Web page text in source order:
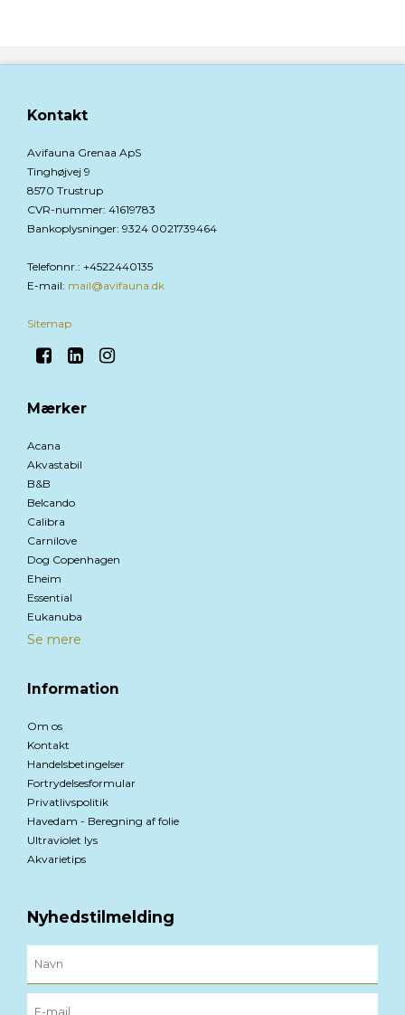
Kontakt
Avifauna Grenaa ApS
Tinghøjvej 9
8570 Trustrup
CVR-nummer: 41619783
Bankoplysninger: 9324 0021739464
Telefonnr.: +4522440135
E-mail: mail@avifauna.dk
Sitemap
Mærker
Acana
Akvastabil
B&B
Belcando
Calibra
Carnilove
Dog Copenhagen
Eheim
Essential
Eukanuba
Se mere
Information
Om os
Kontakt
Handelsbetingelser
Fortrydelsesformular
Privatlivspolitik
Havedam - Beregning af folie
Ultraviolet lys
Akvarietips
Nyhedstilmelding